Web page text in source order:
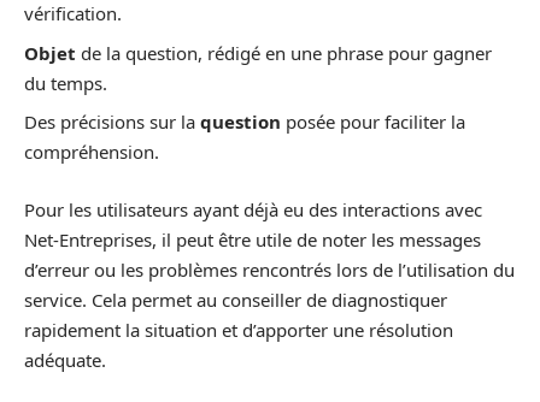
vérification.
Objet de la question, rédigé en une phrase pour gagner
du temps.
Des précisions sur la question posée pour faciliter la
compréhension.
Pour les utilisateurs ayant déjà eu des interactions avec
Net-Entreprises, il peut être utile de noter les messages
d’erreur ou les problèmes rencontrés lors de l’utilisation du
service. Cela permet au conseiller de diagnostiquer
rapidement la situation et d’apporter une résolution
adéquate.